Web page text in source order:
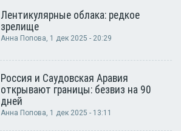
Лентикулярные облака: редкое
зрелище
Анна Попова, 1 дек 2025 - 20:29
Россия и Саудовская Аравия
открывают границы: безвиз на 90
дней
Анна Попова, 1 дек 2025 - 13:11